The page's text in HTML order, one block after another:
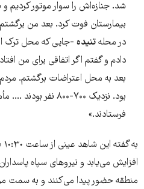
شد. جنازه‌اش را سوار موتور کردیم و
بیمارستان فوت کرد. بعد من
در محلهتنیده -جایی که محل ترک
دادم و گفتم اگر اتفاقی برای من
بعد به محل اعتراضات برگشتم.
بود. نزدیک ۷۰۰-۸۰۰
فرستادند.»
افزایش می‌یابد و نیروهای سپاه
منطقه حضور پیدا می‌کنند و به سمت